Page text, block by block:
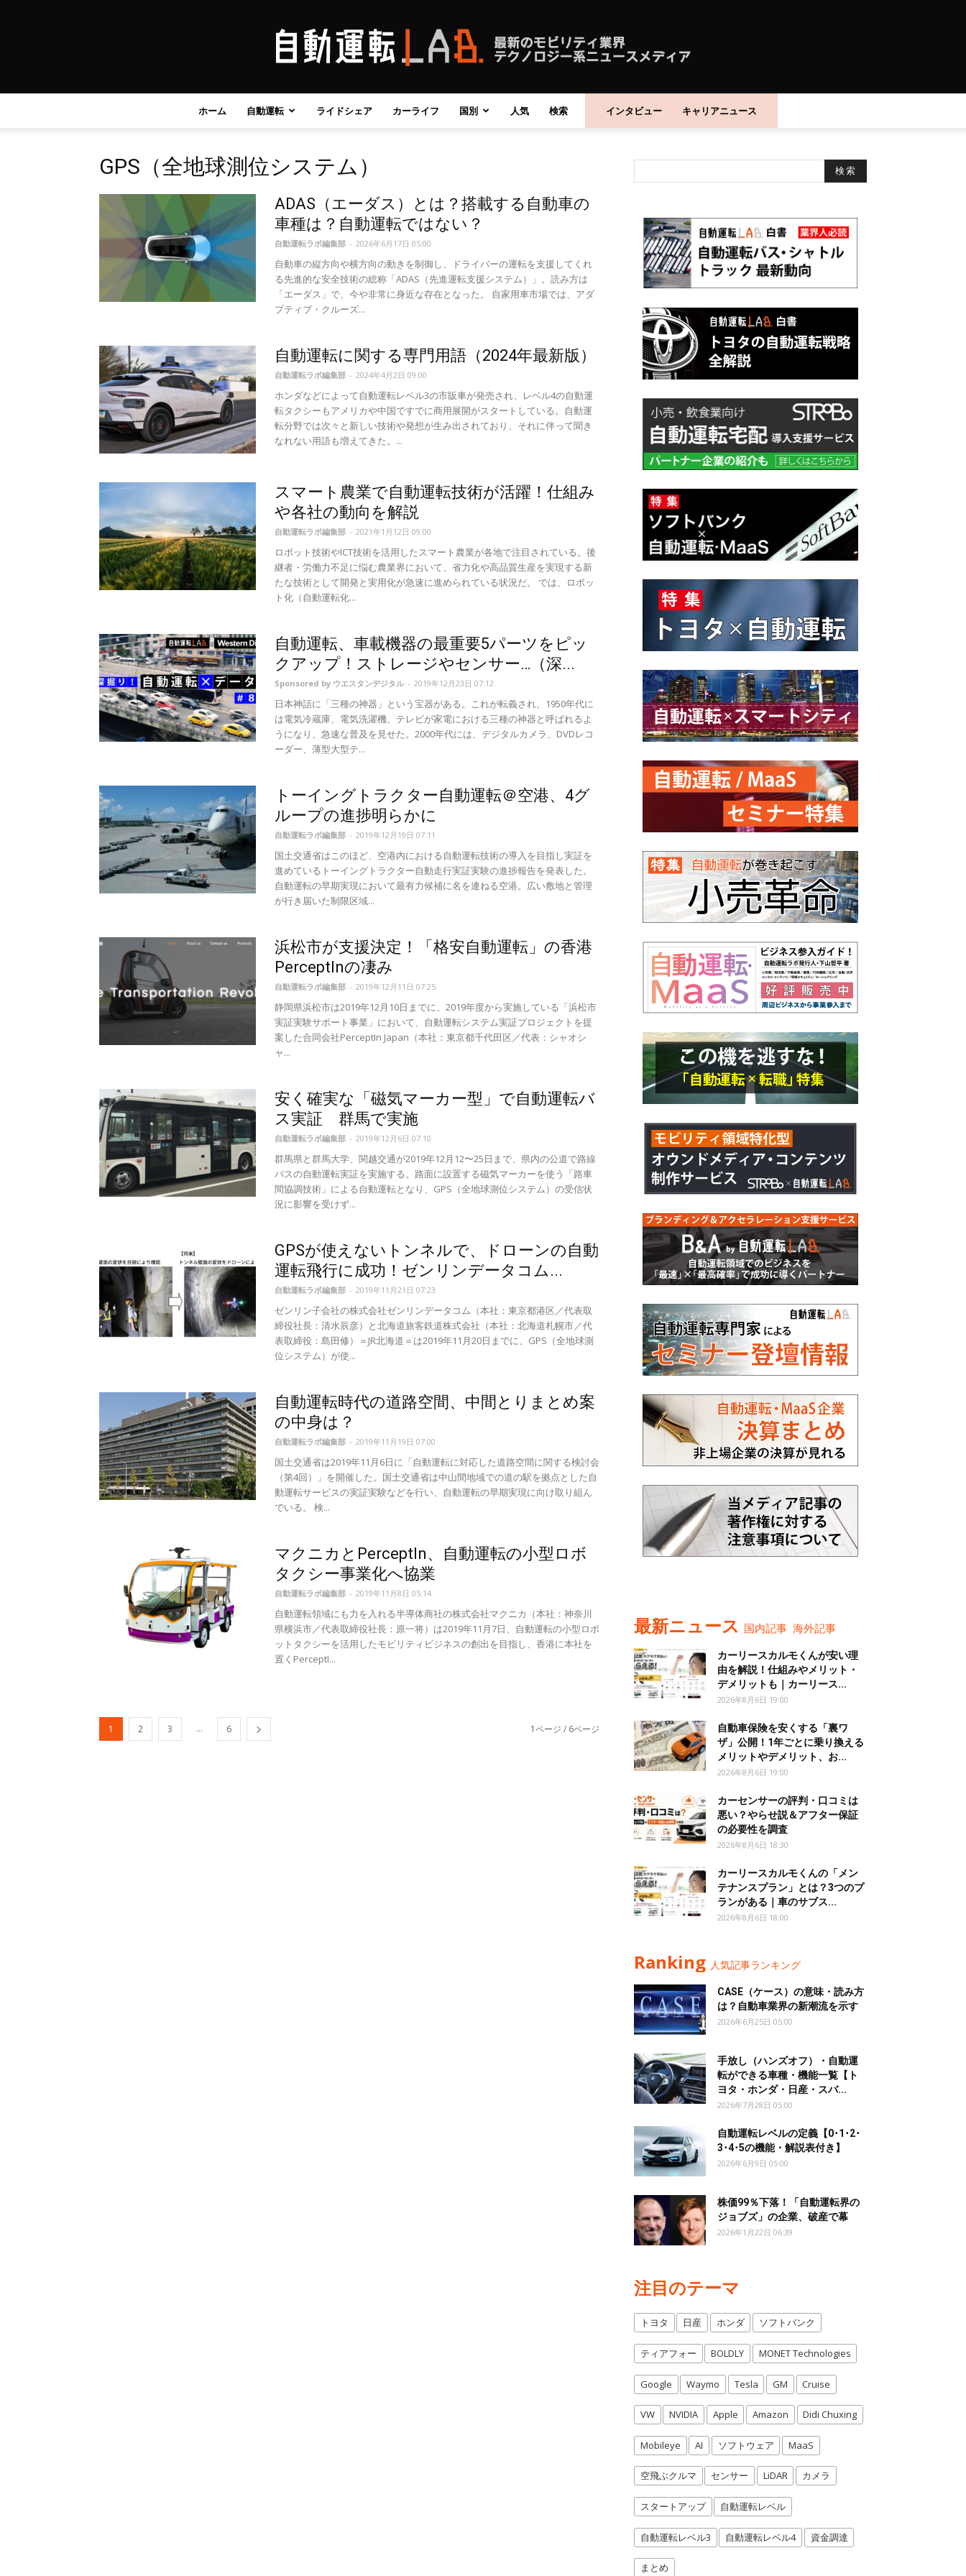
自
動
運
転
ラ
ボ
ホーム 自動運転 ライドシェア カーライフ 国別 人気 検索 インタビュー キャリアニュース
GPS（全地球測位システム）
ADAS（エーダス）とは？搭載する自動車の
車種は？自動運転ではない？
自動運転ラボ編集部 - 2026年6月17日 05:00
自動車の縦方向や横方向の動きを制御し、ドライバーの運転を支援してくれ
る先進的な安全技術の総称「ADAS（先進運転支援システム）」。読み方は
「エーダス」で、今や非常に身近な存在となった。 自家用車市場では、アダ
プティブ・クルーズ...
自動運転に関する専門用語（2024年最新版）
自動運転ラボ編集部 - 2024年4月2日 09:00
ホンダなどによって自動運転レベル3の市販車が発売され、レベル4の自動運
転タクシーもアメリカや中国ですでに商用展開がスタートしている。自動運
転分野では次々と新しい技術や発想が生み出されており、それに伴って聞き
なれない用語も増えてきた。...
スマート農業で自動運転技術が活躍！仕組み
や各社の動向を解説
自動運転ラボ編集部 - 2021年1月12日 09:00
ロボット技術やICT技術を活用したスマート農業が各地で注目されている。後
継者・労働力不足に悩む農業界において、省力化や高品質生産を実現する新
たな技術として開発と実用化が急速に進められている状況だ。 では、ロボッ
ト化（自動運転化...
自動運転、車載機器の最重要5パーツをピッ
クアップ！ストレージやセンサー…（深...
Sponsored by ウエスタンデジタル - 2019年12月23日 07:12
日本神話に「三種の神器」という宝器がある。これが転義され、1950年代に
は電気冷蔵庫、電気洗濯機、テレビが家電における三種の神器と呼ばれるよ
うになり、急速な普及を見せた。2000年代には、デジタルカメラ、DVDレコ
ーダー、薄型大型テ...
トーイングトラクター自動運転＠空港、4グ
ループの進捗明らかに
自動運転ラボ編集部 - 2019年12月19日 07:11
国土交通省はこのほど、空港内における自動運転技術の導入を目指し実証を
進めているトーイングトラクター自動走行実証実験の進捗報告を発表した。
自動運転の早期実現において最有力候補に名を連ねる空港。広い敷地と管理
が行き届いた制限区域...
浜松市が支援決定！「格安自動運転」の香港
PerceptInの凄み
自動運転ラボ編集部 - 2019年12月11日 07:25
静岡県浜松市は2019年12月10日までに、2019年度から実施している「浜松市
実証実験サポート事業」において、自動運転システム実証プロジェクトを提
案した合同会社PerceptIn Japan（本社：東京都千代田区／代表：シャオシ
ャ...
安く確実な「磁気マーカー型」で自動運転バ
ス実証 群馬で実施
自動運転ラボ編集部 - 2019年12月6日 07:10
群馬県と群馬大学、関越交通が2019年12月12〜25日まで、県内の公道で路線
バスの自動運転実証を実施する。路面に設置する磁気マーカーを使う「路車
間協調技術」による自動運転となり、GPS（全地球測位システム）の受信状
況に影響を受けず...
GPSが使えないトンネルで、ドローンの自動
運転飛行に成功！ゼンリンデータコム...
自動運転ラボ編集部 - 2019年11月21日 07:23
ゼンリン子会社の株式会社ゼンリンデータコム（本社：東京都港区／代表取
締役社長：清水辰彦）と北海道旅客鉄道株式会社（本社：北海道札幌市／代
表取締役：島田修）＝JR北海道＝は2019年11月20日までに、GPS（全地球測
位システム）が使...
自動運転時代の道路空間、中間とりまとめ案
の中身は？
自動運転ラボ編集部 - 2019年11月19日 07:00
国土交通省は2019年11月6日に「自動運転に対応した道路空間に関する検討会
（第4回）」を開催した。国土交通省は中山間地域での道の駅を拠点とした自
動運転サービスの実証実験などを行い、自動運転の早期実現に向け取り組ん
でいる。 検...
マクニカとPerceptIn、自動運転の小型ロボ
タクシー事業化へ協業
自動運転ラボ編集部 - 2019年11月8日 05:14
自動運転領域にも力を入れる半導体商社の株式会社マクニカ（本社：神奈川
県横浜市／代表取締役社長：原一将）は2019年11月7日、自動運転の小型ロボ
ットタクシーを活用したモビリティビジネスの創出を目指し、香港に本社を
置くPerceptI...
1 2 3 ... 6 1ページ / 6ページ
最新ニュース 国内記事 海外記事
カーリースカルモくんが安い理
由を解説！仕組みやメリット・
デメリットも｜カーリース...
2026年8月6日 19:00
自動車保険を安くする「裏ワ
ザ」公開！1年ごとに乗り換える
メリットやデメリット、お...
2026年8月6日 19:00
カーセンサーの評判・口コミは
悪い？やらせ説＆アフター保証
の必要性を調査
2026年8月6日 18:30
カーリースカルモくんの「メン
テナンスプラン」とは？3つのプ
ランがある｜車のサブス...
2026年8月6日 18:00
Ranking 人気記事ランキング
CASE（ケース）の意味・読み方
は？自動車業界の新潮流を示す
2026年6月25日 05:00
手放し（ハンズオフ）・自動運
転ができる車種・機能一覧【ト
ヨタ・ホンダ・日産・スバ...
2026年7月28日 05:00
自動運転レベルの定義【0･1･2･
3･4･5の機能・解説表付き】
2026年6月9日 05:00
株価99％下落！「自動運転界の
ジョブズ」の企業、破産で幕
2026年1月22日 06:39
注目のテーマ
トヨタ 日産 ホンダ ソフトバンク
ティアフォー BOLDLY MONET Technologies
Google Waymo Tesla GM Cruise
VW NVIDIA Apple Amazon Didi Chuxing
Mobileye AI ソフトウェア MaaS
空飛ぶクルマ センサー LiDAR カメラ
スタートアップ 自動運転レベル
自動運転レベル3 自動運転レベル4 資金調達
まとめ